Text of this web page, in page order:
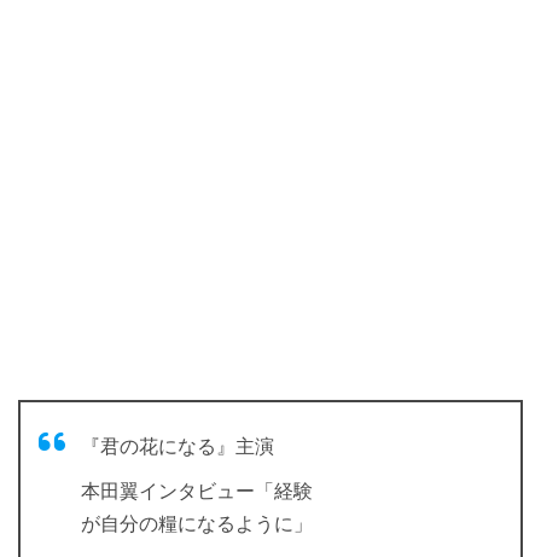
『君の花になる』主演
本田翼インタビュー「経験
が自分の糧になるように」